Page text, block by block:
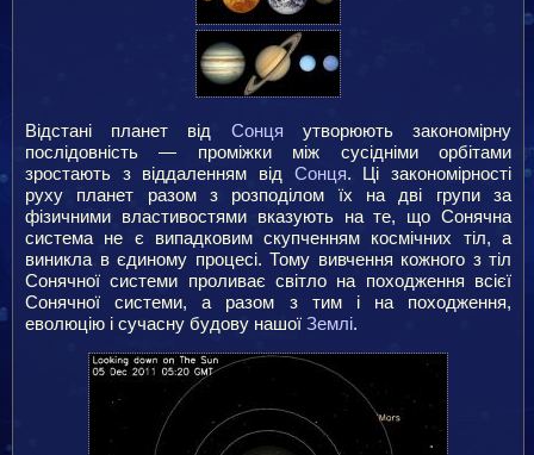
Відстані планет від Сонця утворюють закономірну
послідовність — проміжки між сусідніми орбітами
зростають з віддаленням від Сонця. Ці закономірності
руху планет разом з розподілом їх на дві групи за
фізичними властивостями вказують на те, що Сонячна
система не є випадковим скупченням космічних тіл, а
виникла в єдиному процесі. Тому вивчення кожного з тіл
Сонячної системи проливає світло на походження всієї
Сонячної системи, а разом з тим і на походження,
еволюцію і сучасну будову нашої Землі.